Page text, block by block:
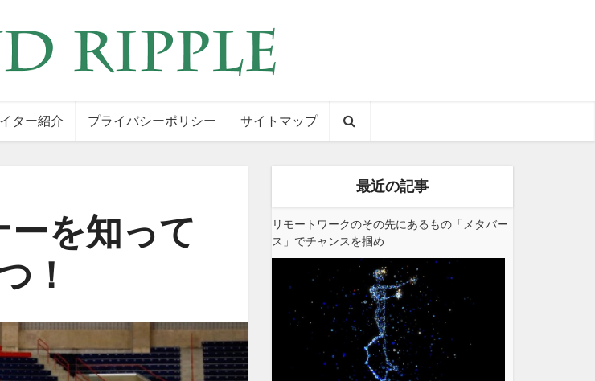
ター紹介 プライバシーポリシー サイトマップ
ーを知って
！
最近の記事
リモートワークのその先にあるもの「メタバー
ス」でチャンスを掴め